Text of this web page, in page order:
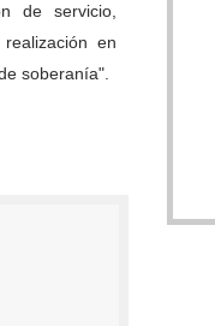
de servicio,
en
soberanía".